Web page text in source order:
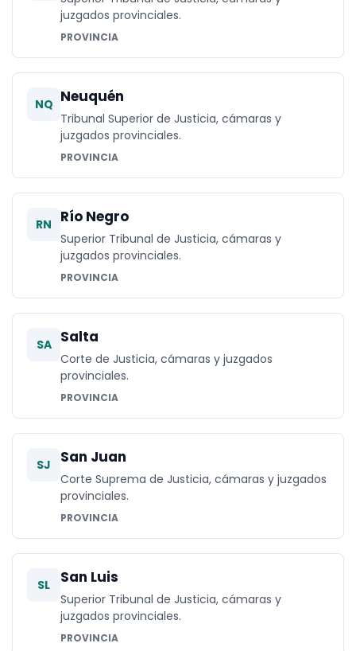
juzgados provinciales.
PROVINCIA
NQ Neuquén
Tribunal Superior de Justicia, cámaras y
juzgados provinciales.
PROVINCIA
RN Río Negro
Superior Tribunal de Justicia, cámaras y
juzgados provinciales.
PROVINCIA
SA Salta
Corte de Justicia, cámaras y juzgados
provinciales.
PROVINCIA
SJ San Juan
Corte Suprema de Justicia, cámaras y juzgados
provinciales.
PROVINCIA
SL San Luis
Superior Tribunal de Justicia, cámaras y
juzgados provinciales.
PROVINCIA